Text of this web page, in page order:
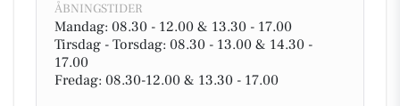
ÅBNINGSTIDER
Mandag: 08.30 - 12.00 & 13.30 - 17.00
Tirsdag - Torsdag: 08.30 - 13.00 & 14.30 -
17.00
Fredag: 08.30-12.00 & 13.30 - 17.00